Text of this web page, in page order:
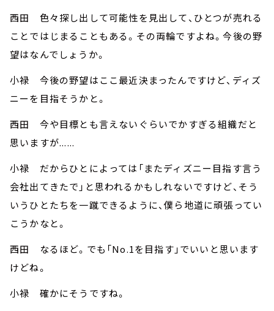
西田 色々探し出して可能性を見出して、ひとつが売れる
ことではじまることもある。その両輪ですよね。今後の野
望はなんでしょうか。
小禄 今後の野望はここ最近決まったんですけど、ディズ
ニーを目指そうかと。
西田 今や目標とも言えないぐらいでかすぎる組織だと
思いますが......
小禄 だからひとによっては「またディズニー目指す言う
会社出てきたで」と思われるかもしれないですけど、そう
いうひとたちを一蹴できるように、僕ら地道に頑張ってい
こうかなと。
西田 なるほど。でも「No.1を目指す」でいいと思います
けどね。
小禄 確かにそうですね。